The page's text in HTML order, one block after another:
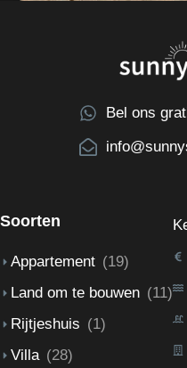
Bel ons
Soorten
Appartement (19)
Land om te bouwen (11)
Rijtjeshuis (1)
Villa (28)